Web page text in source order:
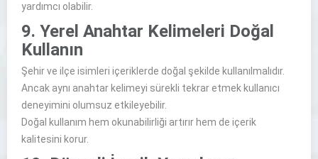
yardımcı olabilir.
9. Yerel Anahtar Kelimeleri Doğal
Kullanın
Şehir ve ilçe isimleri içeriklerde doğal şekilde kullanılmalıdır.
Ancak aynı anahtar kelimeyi sürekli tekrar etmek kullanıcı
deneyimini olumsuz etkileyebilir.
Doğal kullanım hem okunabilirliği artırır hem de içerik
kalitesini korur.